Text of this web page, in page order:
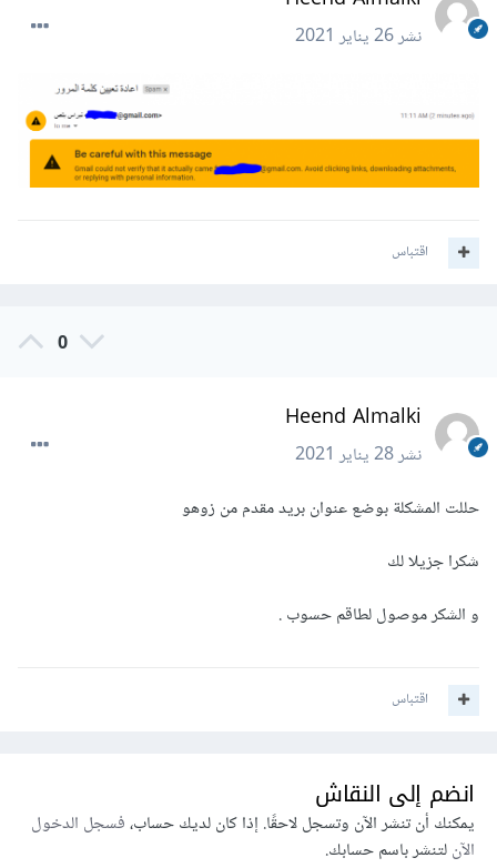
نشر26 يناير 2021
اقتباس
0
Heend Almalki
نشر28 يناير 2021
حللت المشكلة بوضع عنوان بريد مقدم من زوهو
شكرا جزيلا لك
و الشكر موصول لطاقم حسوب .
اقتباس
انضم إلى النقاش
يمكنك أن تنشر الآن وتسجل لاحقًا. إذا كان لديك حساب،فسجل الدخول
الآنلتنشر باسم حسابك.